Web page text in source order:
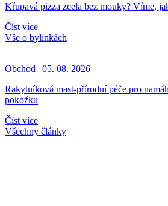
Křupavá pizza zcela bez mouky? Víme,
Číst více
Vše o bylinkách
Obchod | 05. 08. 2026
Rakytníková mast-přírodní péče pro
pokožku
Číst více
Všechny články